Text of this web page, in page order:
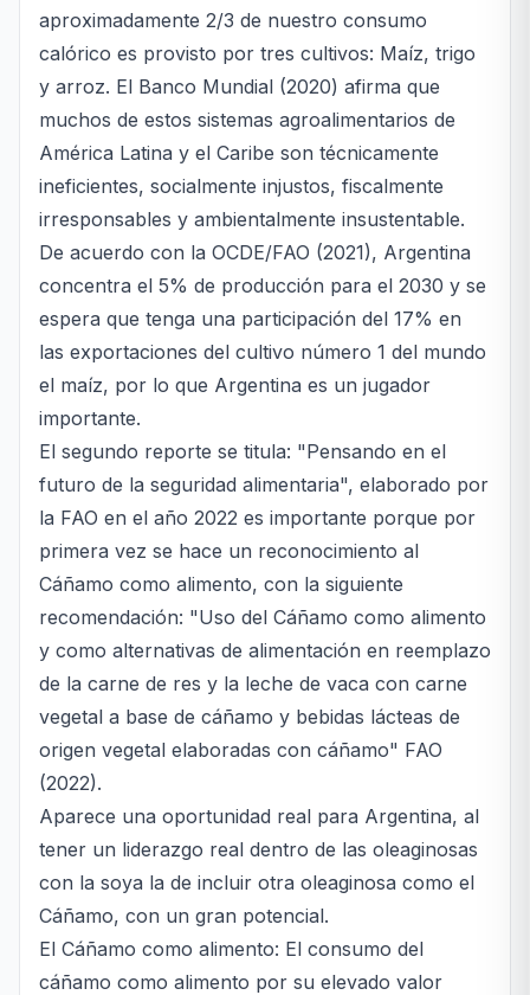
aproximadamente 2/3 de nuestro consumo
calórico es provisto por tres cultivos: Maíz, trigo
y arroz. El Banco Mundial (2020) afirma que
muchos de estos sistemas agroalimentarios de
América Latina y el Caribe son técnicamente
ineficientes, socialmente injustos, fiscalmente
irresponsables y ambientalmente insustentable.
De acuerdo con la OCDE/FAO (2021), Argentina
concentra el 5% de producción para el 2030 y se
espera que tenga una participación del 17% en
las exportaciones del cultivo número 1 del mundo
el maíz, por lo que Argentina es un jugador
importante.
El segundo reporte se titula: "Pensando en el
futuro de la seguridad alimentaria", elaborado por
la FAO en el año 2022 es importante porque por
primera vez se hace un reconocimiento al
Cáñamo como alimento, con la siguiente
recomendación: "Uso del Cáñamo como alimento
y como alternativas de alimentación en reemplazo
de la carne de res y la leche de vaca con carne
vegetal a base de cáñamo y bebidas lácteas de
origen vegetal elaboradas con cáñamo" FAO
(2022).
Aparece una oportunidad real para Argentina, al
tener un liderazgo real dentro de las oleaginosas
con la soya la de incluir otra oleaginosa como el
Cáñamo, con un gran potencial.
El Cáñamo como alimento: El consumo del
cáñamo como alimento por su elevado valor